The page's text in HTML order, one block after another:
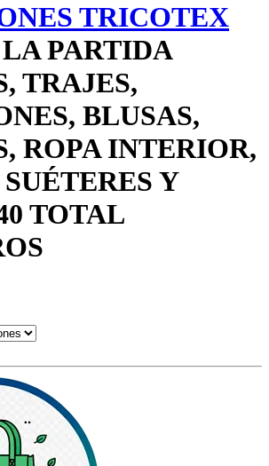
TRICOTEX
PARTIDA
TRAJES,
BLUSAS,
ROPA INTERIOR,
Y
TOTAL